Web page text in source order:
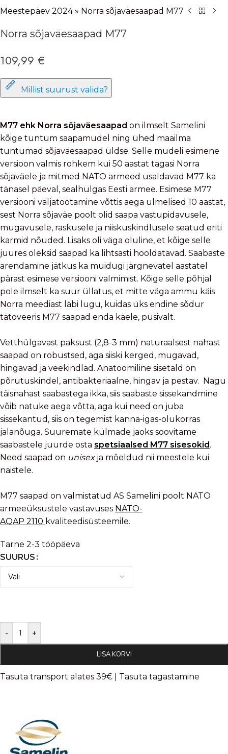
Meestepäev 2024» Norra sõjaväesaapad M77
Norra sõjaväesaapad M77
109,99 €
Millist suurust valida?
M77 ehk Norra sõjaväesaapad on ilmselt Samelini
kõige tuntum saapamudel ning ühed maailma
tuntumad sõjaväesaapad üldse. Selle mudeli esimene
versioon valmis rohkem kui 50 aastat tagasi Norra
sõjaväele ja mitmed NATO armeed usaldavad M77 ka
tänasel päeval, sealhulgas Eesti armee. Esimese M77
versiooni väljatöötamine võttis aega ulmelised 10 aastat,
sest Norra sõjaväe poolt olid saapa vastupidavusele,
mugavusele, raskusele ja niiskuskindlusele seatud eriti
karmid nõuded. Lisaks oli väga oluline, et kõige selle
juures oleksid saapad ka lihtsasti hooldatavad. Saabaste
arendamine jätkus ka muidugi järgnevatel aastatel
pärast esimese versiooni valmimist. Kõige selle põhjal
pole ilmselt ka suur üllatus, et mitte väga ammu käis
Norra meediast läbi lugu, kuidas üks endine sõdur
tätoveeris M77 saapad enda käele, püsivalt.
Vetthülgavast paksust (2,8-3 mm) naturaalsest nahast
saapad on robustsed, aga siiski kerged, mugavad,
hingavad ja veekindlad. Anatoomiline sisetald on
põrutuskindel, antibakteriaalne, hingav ja pestav. Nagu
täisnahast saabastega ikka, siis saabaste sissekandmine
võib natuke aega võtta, aga kui need on juba
sissekantud, siis on tegemist kanna-igas-olukorras
jalanõuga. Suuremate külmade jaoks soovitame
saabastele juurde osta spetsiaalsed M77 sisesokid.
Need saapad on unisexja mõeldud nii meestele kui
naistele.
M77 saapad on valmistatud AS Samelini poolt NATO
armeeüksustele vastavuses NATO-
AQAP 2110 kvaliteedisüsteemile.
Tarne 2-3 tööpäeva
SUURUS
- +
LISA KORVI
Tasuta transport alates 39€ | Tasuta tagastamine